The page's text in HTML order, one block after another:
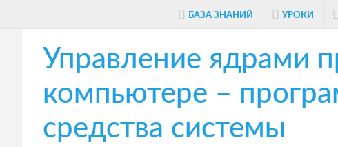
БАЗА ЗНАНИЙ УРОКИ
Управление ядрами
компьютере –
средства системы